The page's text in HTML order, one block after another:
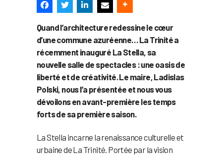
Quand l’architecture redessine le cœur
d’une commune azuréenne… La Trinité a
récemment inauguré La Stella, sa
nouvelle salle de spectacles : une oasis de
liberté et de créativité. Le maire, Ladislas
Polski, nous l’a présentée et nous vous
dévoilons en avant-première les temps
forts de sa première saison.
La Stella incarne la renaissance culturelle et
urbaine de La Trinité. Portée par la vision